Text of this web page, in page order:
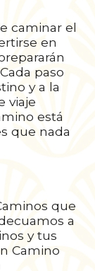
caminar el
en
paso
y a la
viaje
está
que nada
que
a
y tus
Camino